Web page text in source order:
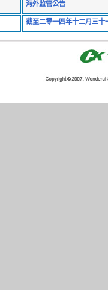
海外监管公告
截至二零一四年十二月三十